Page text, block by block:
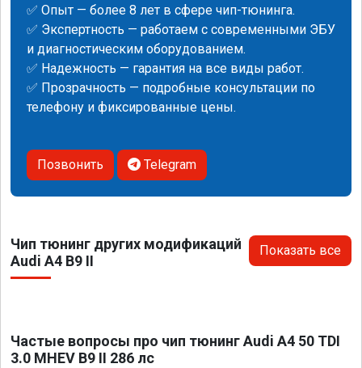
✅ Опыт — более 8 лет в сфере чип-тюнинга.
✅ Экспертность — работаем с современными ЭБУ
и диагностическим оборудованием.
✅ Надежность — гарантия на все виды работ.
✅ Прозрачность — подробные консультации по
телефону и фиксированные цены.
Позвонить Telegram
Чип тюнинг других модификаций
Audi A4 B9 II
Показать все
Частые вопросы про чип тюнинг Audi A4 50 TDI
3.0 MHEV B9 II 286 лс